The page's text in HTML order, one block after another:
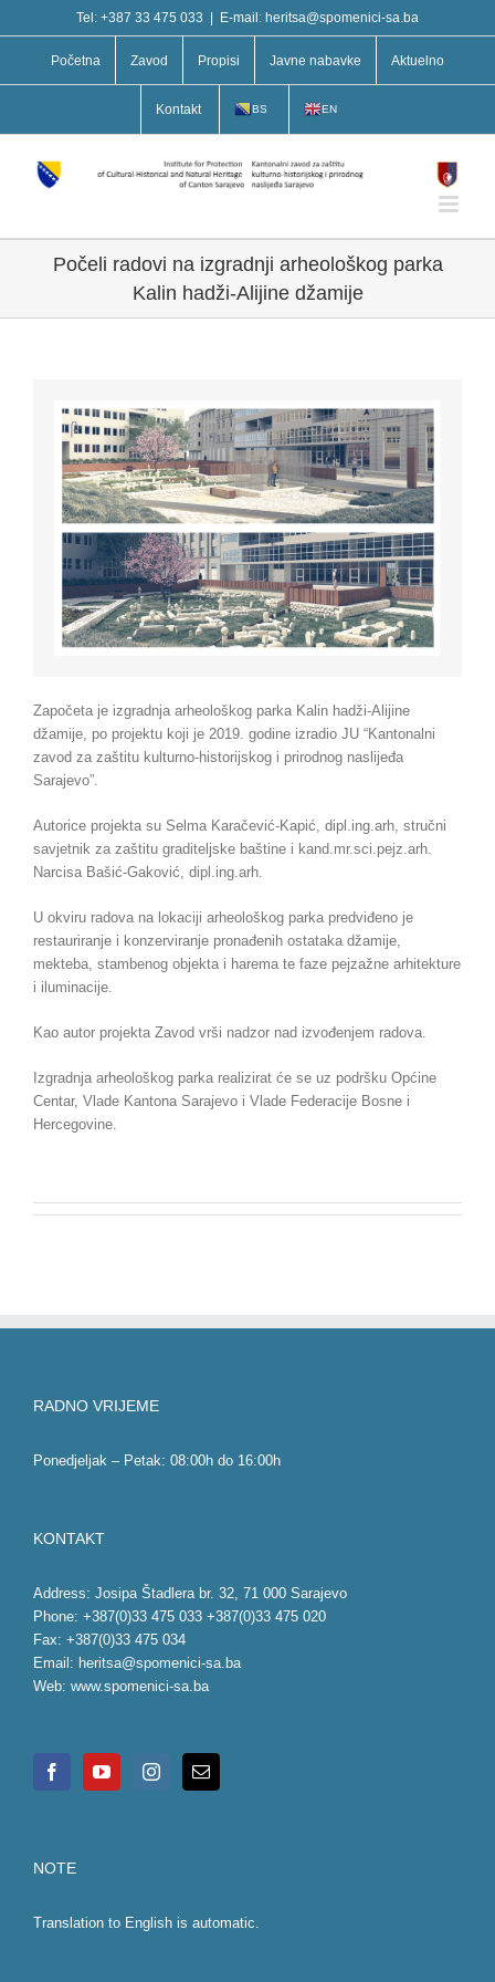
to
Tel: +387 33 475 033 E-mail: heritsa@spomenici-sa.ba
Početna Zavod Propisi Javne nabavke Aktuelno
Kontakt BS EN
Počeli radovi na izgradnji arheološkog parka
Kalin hadži-Alijine džamije
Započeta je izgradnja arheološkog parka Kalin hadži-Alijine
džamije, po projektu koji je 2019. godine izradio JU “Kantonalni
zavod za zaštitu kulturno-historijskog i prirodnog naslijeđa
Sarajevo”.
Autorice projekta su Selma Karačević-Kapić, dipl.ing.arh, stručni
savjetnik za zaštitu graditeljske baštine i kand.mr.sci.pejz.arh.
Narcisa Bašić-Gaković, dipl.ing.arh.
U okviru radova na lokaciji arheološkog parka predviđeno je
restauriranje i konzerviranje pronađenih ostataka džamije,
mekteba, stambenog objekta i harema te faze pejzažne arhitekture
i iluminacije.
Kao autor projekta Zavod vrši nadzor nad izvođenjem radova.
Izgradnja arheološkog parka realizirat će se uz podršku Općine
Centar, Vlade Kantona Sarajevo i Vlade Federacije Bosne i
Hercegovine.
RADNO VRIJEME
Ponedjeljak – Petak: 08:00h do 16:00h
KONTAKT
Address: Josipa Štadlera br. 32, 71 000 Sarajevo
Phone: +387(0)33 475 033 +387(0)33 475 020
Fax: +387(0)33 475 034
Email: heritsa@spomenici-sa.ba
Web: www.spomenici-sa.ba
NOTE
Translation to English is automatic.